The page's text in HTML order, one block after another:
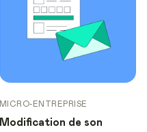
MICRO-ENTREPRISE
Modification de son